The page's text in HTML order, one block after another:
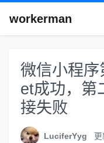
workerman
微信小程
et成功，第
接失败
LuciferYyg